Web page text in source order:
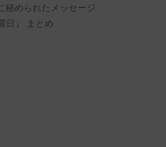
秘められたメッセージ
日』 まとめ